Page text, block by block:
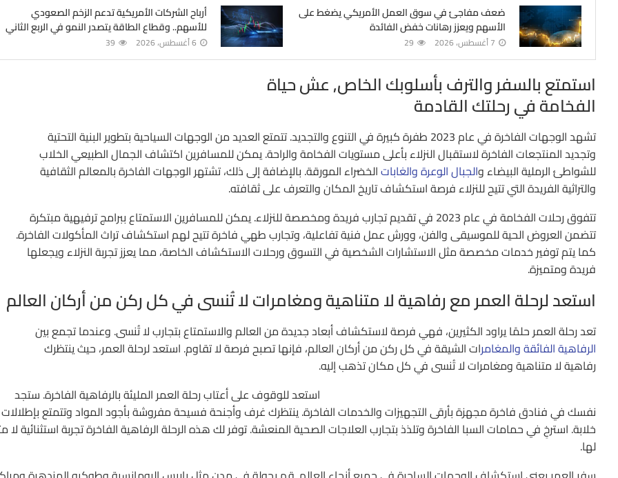
ضعف مفاجئ في سوق العمل الأمريكي يضغط على
الأسهم ويعزز رهانات خفض الفائدة
7 أغسطس، 2026 29
أرباح الشركات الأمريكية تدعم الزخم الصعودي
للأسهم.. وقطاع الطاقة يتصدر النمو في الربع الثاني
6 أغسطس، 2026 39
استمتع بالسفر والترف بأسلوبك الخاص, عش حياة
الفخامة في رحلتك القادمة
تشهد الوجهات الفاخرة في عام 2023 طفرة كبيرة في التنوع والتجديد. تتمتع العديد من الوجهات السياحية بتطوير البنية التحتية
وتجديد المنتجعات الفاخرة لاستقبال النزلاء بأعلى مستويات الفخامة والراحة. يمكن للمسافرين اكتشاف الجمال الطبيعي الخلاب
للشواطئ الرملية البيضاء والجبال الوعرة والغاباتالخضراء المورقة. بالإضافة إلى ذلك، تشتهر الوجهات الفاخرة بالمعالم الثقافية
والتراثية الفريدة التي تتيح للنزلاء فرصة استكشاف تاريخ المكان والتعرف على ثقافته.
تتفوق رحلات الفخامة في عام 2023 في تقديم تجارب فريدة ومخصصة للنزلاء. يمكن للمسافرين الاستمتاع ببرامج ترفيهية مبتكرة
تتضمن العروض الحية للموسيقى والفن، وورش عمل فنية تفاعلية، وتجارب طهي فاخرة تتيح لهم استكشاف تراث المأكولات الفاخرة.
كما يتم توفير خدمات مخصصة مثل الاستشارات الشخصية في التسوق ورحلات الاستكشاف الخاصة، مما يعزز تجربة النزلاء ويجعلها
فريدة ومتميزة.
استعد لرحلة العمر مع رفاهية لا متناهية ومغامرات لا تُنسى في كل ركن من أركان العالم
تعد رحلة العمر حلمًا يراود الكثيرين، فهي فرصة لاستكشاف أبعاد جديدة من العالم والاستمتاع بتجارب لا تُنسى. وعندما تجمع بين
الرفاهية الفائقة والمغامرات الشيقة في كل ركن من أركان العالم، فإنها تصبح فرصة لا تقاوم. استعد لرحلة العمر، حيث ينتظرك
رفاهية لا متناهية ومغامرات لا تُنسى في كل مكان تذهب إليه.
استعد للوقوف على أعتاب رحلة العمر المليئة بالرفاهية الفاخرة. ستجد
نفسك في فنادق فاخرة مجهزة بأرقى التجهيزات والخدمات الفاخرة. ينتظرك غرف وأجنحة فسيحة مفروشة بأجود المواد وتتمتع بإطلالات
خلابة. استرخِ في حمامات السبا الفاخرة وتلذذ بتجارب العلاجات الصحية المنعشة. توفر لك هذه الرحلة الرفاهية الفاخرة تجربة استثنائية لا
لها.